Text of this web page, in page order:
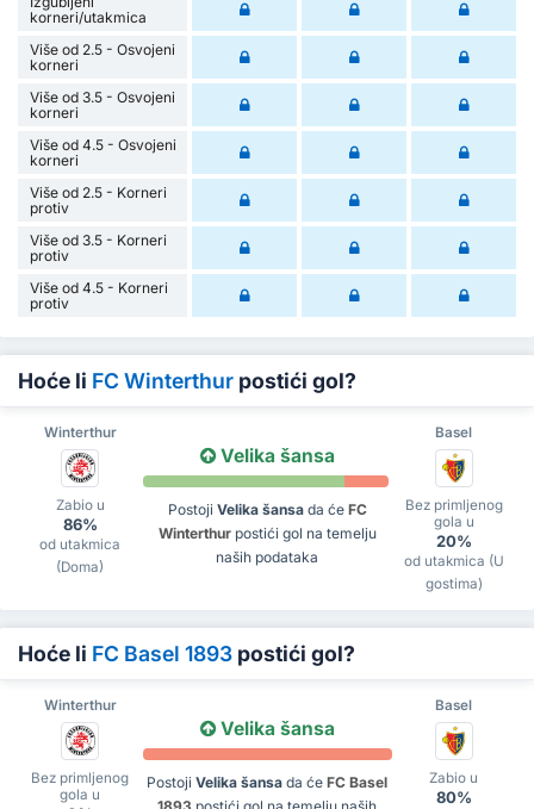
korneri/utakmica
Više od 2.5 - Osvojeni
korneri
Više od 3.5 - Osvojeni
korneri
Više od 4.5 - Osvojeni
korneri
Više od 2.5 - Korneri
protiv
Više od 3.5 - Korneri
protiv
Više od 4.5 - Korneri
protiv
Hoće li FC Winterthur postići gol?
Winterthur Basel
Zabio u
86%
od utakmica
(Doma)
Velika šansa
Postoji Velika šansada će FC
Winterthurpostići gol na temelju
naših podataka
Bez primljenog
gola u
20%
od utakmica (U
gostima)
Hoće li FC Basel 1893 postići gol?
Winterthur Basel
Bez primljenog
gola u
Velika šansa
Postoji Velika šansa da će FC Basel
Zabio u
80%